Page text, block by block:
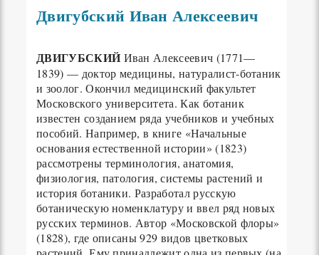
Двигубский Иван Алексеевич
ДВИГУБСКИЙИван Алексеевич (1771—
1839) — доктор медицины, натуралист-ботаник
и зоолог. Окончил медицинский факультет
Московского университета. Как ботаник
известен созданием ряда учебников и учебных
пособий. Например, в книге «Начальные
основания естественной истории» (1823)
рассмотрены терминология, анатомия,
физиология, патология, системы растений и
история ботаники. Разработал русскую
ботаническую номенклатуру и ввел ряд новых
русских терминов. Автор «Московской флоры»
(1828), где описаны 929 видов цветковых